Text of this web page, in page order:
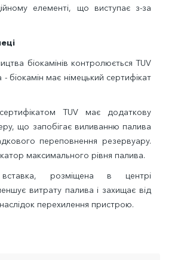
елементі, що виступає з-за
біокамінів контролюється TUV
- біокамін має німецький сертифікат
TUV має додаткову
що запобігає виливанню палива
переповнення резервуару.
максимального рівня палива.
розміщена в центрі
витрату палива і захищає від
перехилення пристрою.